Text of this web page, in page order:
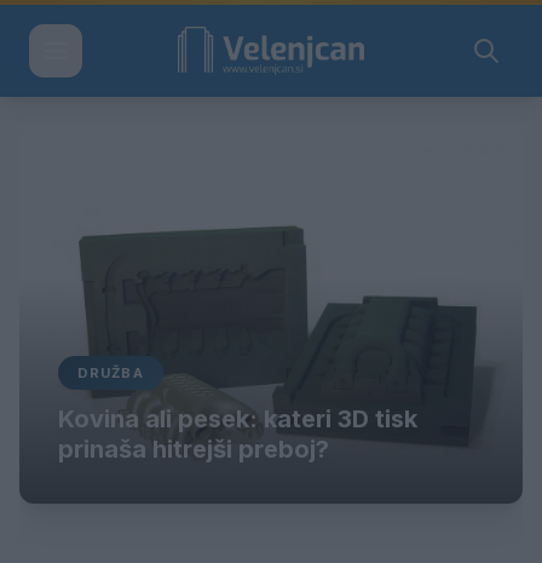
DRUŽBA
Kovina ali pesek: kateri 3D tisk
prinaša hitrejši preboj?